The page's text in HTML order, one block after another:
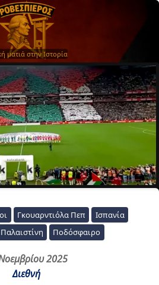
ματιά στην Ιστορία
Γκουαρντιόλα Πεπ
Ισπανία
Παλαιστίνη Ποδόσφαιρο
2025
Διεθνή